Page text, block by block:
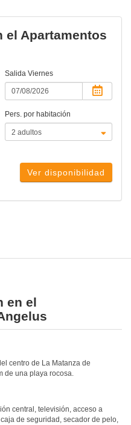
el Apartamentos
Salida Viernes
Pers. por habitación
Ver disponibilidad
en el
centro de La Matanza de
de una playa rocosa.
central, televisión, acceso a
de seguridad, secador de pelo,